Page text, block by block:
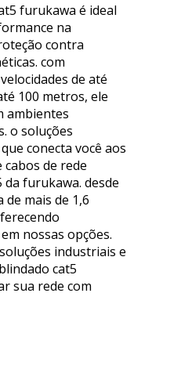
furukawa é ideal
na
contra
com
de até
100 metros, ele
ambientes
o soluções
conecta você aos
de rede
furukawa. desde
de mais de 1,6
nossas opções.
industriais e
cat5
sua rede com